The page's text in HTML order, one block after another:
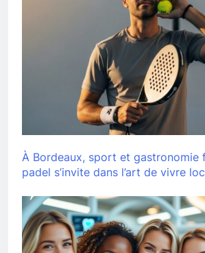
À Bordeaux, sport et gastronomie
padel s’invite dans l’art de vivre